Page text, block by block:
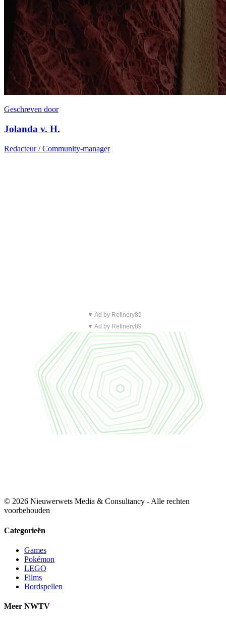
Geschreven door
Jolanda v. H.
Redacteur / Community-manager
▼ Ad by Refinery89
▼ Ad by Refinery89
© 2026 Nieuwerwets Media & Consultancy - Alle rechten
voorbehouden
Categorieën
Games
Pokémon
LEGO
Films
Bordspellen
Meer NWTV